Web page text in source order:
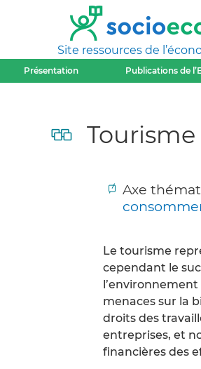
Site ressources de
Présentation Publications de
Axe
Le tourisme
cependant le
menaces sur la
droits des
entreprises, et
financières des